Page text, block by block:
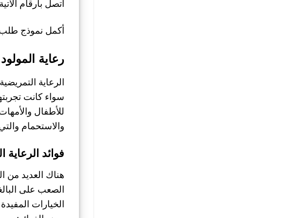
اتصل بأرقام الآتية: 01287223589 –
أكمل نموذج
رعاية
الرعاية
سواء كانت
للأطفال
والاستحمام
فوائد الرعاية
هناك العديد من
الصعب على
الخيارات